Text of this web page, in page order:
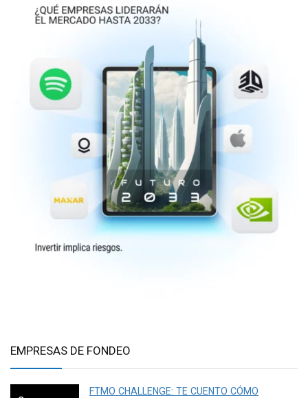
EMPRESAS DE FONDEO
FTMO CHALLENGE: TE CUENTO CÓMO